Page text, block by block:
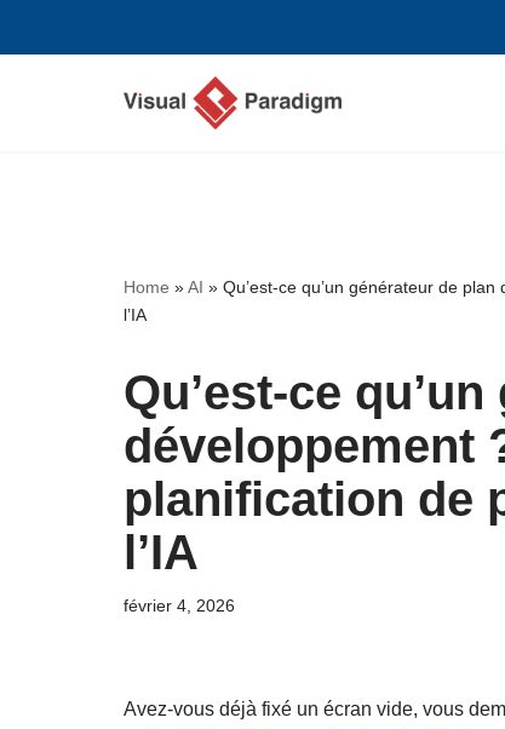
Home »AI » Qu’est-ce qu’un générateur de
l’IA
Qu’est-ce
développement
planification de
l’IA
février 4, 2026
Avez-vous déjà fixé un écran vide, vous